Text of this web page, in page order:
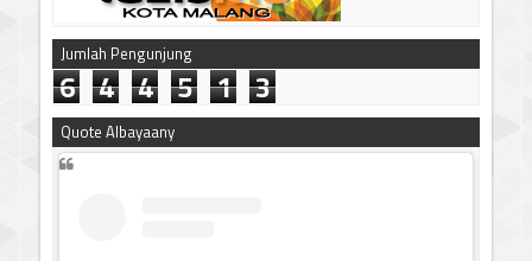
Jumlah Pengunjung
6 4 4 5 1 3
Quote Albayaany